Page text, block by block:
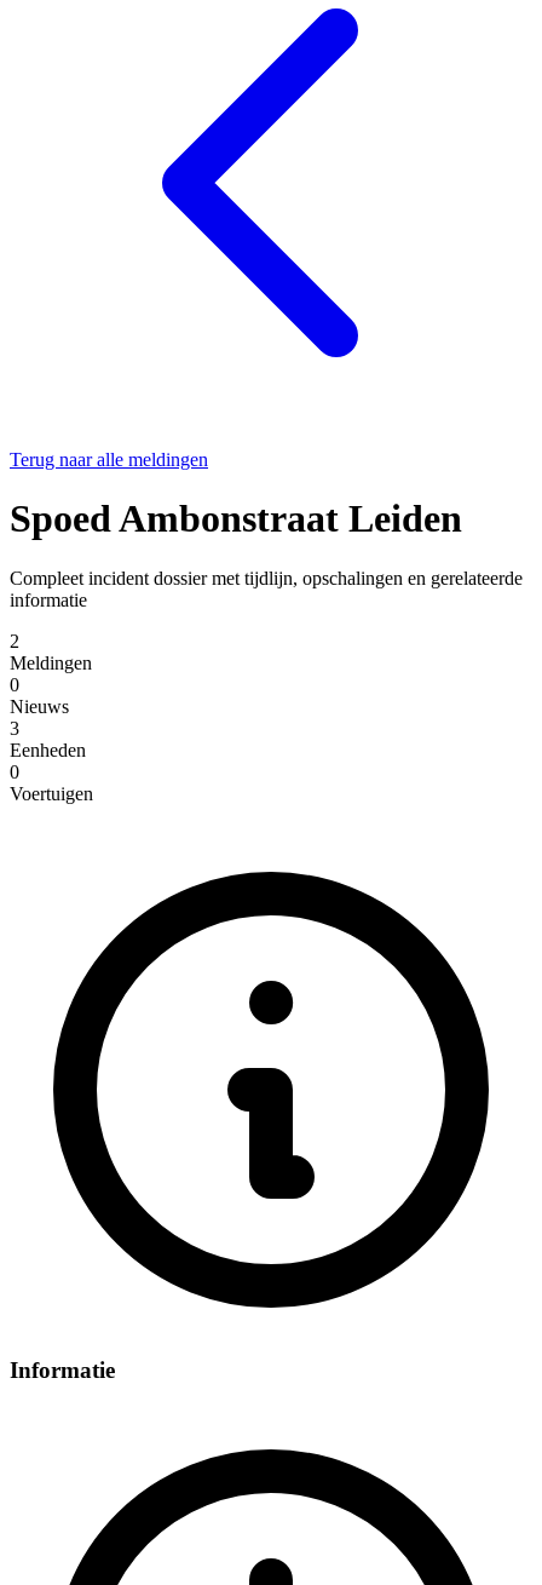
Terug naar alle meldingen
Spoed Ambonstraat Leiden
Compleet incident dossier met tijdlijn, opschalingen en gerelateerde
informatie
2
Meldingen
0
Nieuws
3
Eenheden
0
Voertuigen
Informatie